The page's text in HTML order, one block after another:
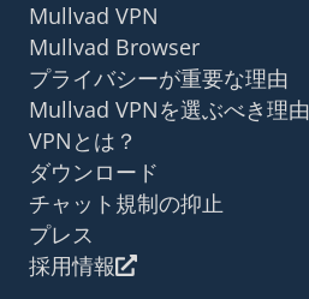
Mullvad VPN
Mullvad Browser
プライバシーが重要な理由
Mullvad VPNを選ぶべき理由
VPNとは？
ダウンロード
チャット規制の抑止
プレス
採用情報